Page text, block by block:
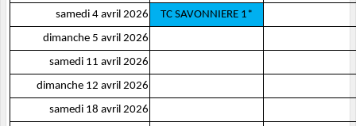
samedi 4 avril 2026
TC SAVONNIERE 1*
dimanche 5 avril 2026
samedi 11 avril 2026
dimanche 12 avril 2026
samedi 18 avril 2026